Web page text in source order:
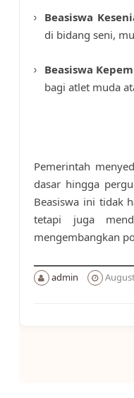
Beasiswa
di bidang seni,
Beasiswa
bagi atlet muda
Pemerintah
dasar hingga
Beasiswa ini tidak
tetapi juga
mengembangkan
admin